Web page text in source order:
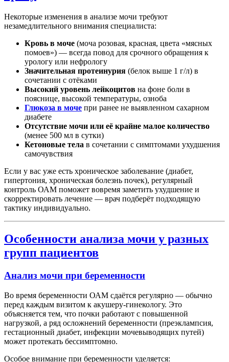
Некоторые изменения в анализе мочи требуют
незамедлительного внимания специалиста:
Кровь в моче (моча розовая, красная, цвета «мясных
помоев») — всегда повод для срочного обращения к
урологу или нефрологу
Значительная протеинурия (белок выше 1 г/л) в
сочетании с отёками
Высокий уровень лейкоцитов на фоне боли в
пояснице, высокой температуры, озноба
Глюкоза в моче при ранее не выявленном сахарном
диабете
Отсутствие мочи или её крайне малое количество
(менее 500 мл в сутки)
Кетоновые тела в сочетании с симптомами ухудшения
самочувствия
Если у вас уже есть хроническое заболевание (диабет,
гипертония, хроническая болезнь почек), регулярный
контроль ОАМ поможет вовремя заметить ухудшение и
скорректировать лечение — врач подберёт подходящую
тактику индивидуально.
Особенности анализа мочи у разных
групп пациентов
Анализ мочи при беременности
Во время беременности ОАМ сдаётся регулярно — обычно
перед каждым визитом к акушеру-гинекологу. Это
объясняется тем, что почки работают с повышенной
нагрузкой, а ряд осложнений беременности (преэклампсия,
гестационный диабет, инфекции мочевыводящих путей)
может протекать бессимптомно.
Особое внимание при беременности уделяется: